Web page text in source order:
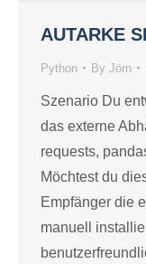
AUTARKE
Python By Jörn
Szenario Du
das externe
requests,
Möchtest du
Empfänger die
manuell